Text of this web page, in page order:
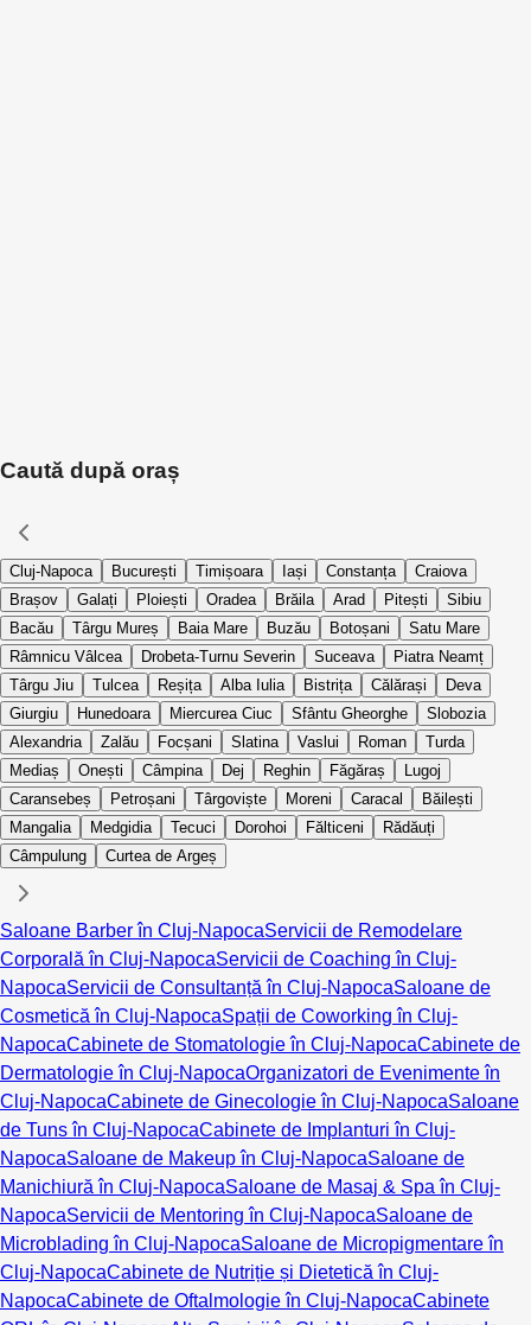
Caută după oraș
Cluj-Napoca București Timișoara Iași Constanța
Craiova
Brașov
Galați Ploiești Oradea Brăila Arad Pitești
Sibiu
Bacău
Târgu Mureș Baia Mare Buzău Botoșani
Satu Mare
Râmnicu Vâlcea
Drobeta-Turnu Severin Suceava
Piatra Neamț
Târgu Jiu
Tulcea Reșița Alba Iulia Bistrița Călărași
Deva
Giurgiu
Hunedoara Miercurea Ciuc Sfântu Gheorghe
Slobozia
Alexandria
Zalău Focșani Slatina Vaslui Roman
Turda
Mediaș
Onești Câmpina Dej Reghin Făgăraș
Lugoj
Caransebeș
Petroșani Târgoviște Moreni Caracal
Băilești
Mangalia
Medgidia Tecuci Dorohoi Fălticeni
Rădăuți
Câmpulung
Curtea de Argeș
Saloane Barber în Cluj-NapocaServicii de Remodelare
Corporală în Cluj-NapocaServicii de Coaching în Cluj-
NapocaServicii de Consultanță în Cluj-NapocaSaloane de
Cosmetică în Cluj-NapocaSpații de Coworking în Cluj-
NapocaCabinete de Stomatologie în Cluj-NapocaCabinete de
Dermatologie în Cluj-NapocaOrganizatori de Evenimente în
Cluj-NapocaCabinete de Ginecologie în Cluj-NapocaSaloane
de Tuns în Cluj-NapocaCabinete de Implanturi în Cluj-
NapocaSaloane de Makeup în Cluj-NapocaSaloane de
Manichiură în Cluj-NapocaSaloane de Masaj & Spa în Cluj-
NapocaServicii de Mentoring în Cluj-NapocaSaloane de
Microblading în Cluj-NapocaSaloane de Micropigmentare în
Cluj-NapocaCabinete de Nutriție și Dietetică în Cluj-
NapocaCabinete de Oftalmologie în Cluj-NapocaCabinete